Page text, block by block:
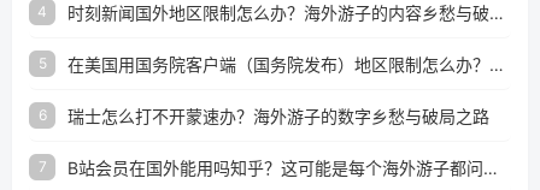
4 时刻新闻国外地区限制怎么办？海外游子的内容乡愁与破局之路
5 在美国用国务院客户端（国务院发布）地区限制怎么办？3步解决海外看国内内容难题
6 瑞士怎么打不开蒙速办？海外游子的数字乡愁与破局之路
7 B站会员在国外能用吗知乎？这可能是每个海外游子都问过的问题